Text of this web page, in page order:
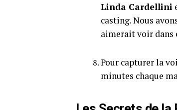
Linda Cardellini
casting. Nous
aimerait voir dans
Pour capturer la
minutes chaque